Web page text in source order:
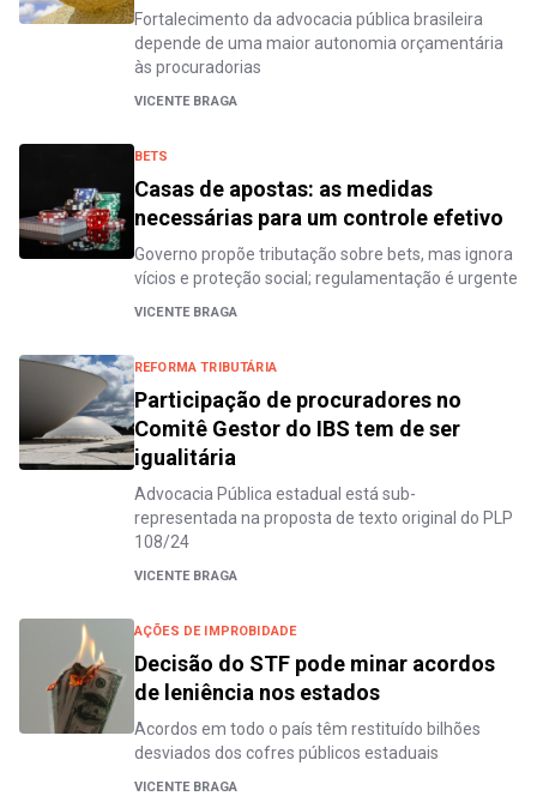
Fortalecimento da advocacia pública brasileira
depende de uma maior autonomia orçamentária
às procuradorias
VICENTE BRAGA
BETS
Casas de apostas: as medidas
necessárias para um controle efetivo
Governo propõe tributação sobre bets, mas ignora
vícios e proteção social; regulamentação é urgente
VICENTE BRAGA
REFORMA TRIBUTÁRIA
Participação de procuradores no
Comitê Gestor do IBS tem de ser
igualitária
Advocacia Pública estadual está sub-
representada na proposta de texto original do PLP
108/24
VICENTE BRAGA
AÇÕES DE IMPROBIDADE
Decisão do STF pode minar acordos
de leniência nos estados
Acordos em todo o país têm restituído bilhões
desviados dos cofres públicos estaduais
VICENTE BRAGA